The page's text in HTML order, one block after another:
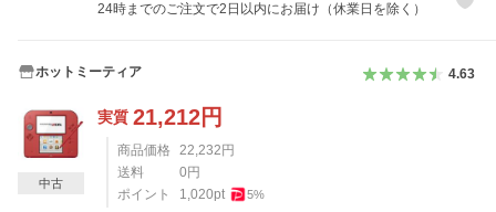
24時までのご注文で2日以内にお届け（休業日を除く）
ホットミーティア 4.63
実質 21,212円
商品価格 22,232 円
送料
0 円
ポイント
1,020pt 5%
中古